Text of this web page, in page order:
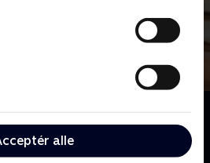
alle
af kendte danskere er klar
af erfaringer og anekdoter for